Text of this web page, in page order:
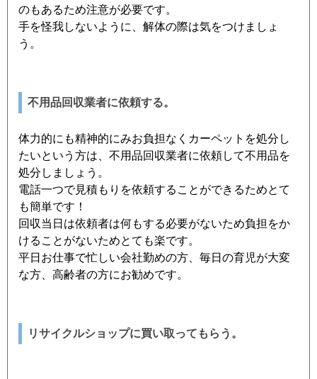
のもあるため注意が必要です。
手を怪我しないように、解体の際は気をつけましょ
う。
不用品回収業者に依頼する。
体力的にも精神的にみお負担なくカーペットを処分し
たいという方は、不用品回収業者に依頼して不用品を
処分しましょう。
電話一つで見積もりを依頼することができるためとて
も簡単です！
回収当日は依頼者は何もする必要がないため負担をか
けることがないためとても楽です。
平日お仕事で忙しい会社勤めの方、毎日の育児が大変
な方、高齢者の方にお勧めです。
リサイクルショップに買い取ってもらう。